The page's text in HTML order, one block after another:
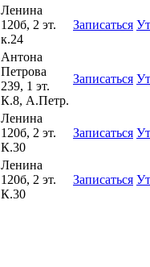
Ленина
120б, 2 эт.
к.24
Записаться
Антона
Петрова
239, 1 эт.
К.8, А.Петр.
Записаться
Ленина
120б, 2 эт.
К.30
Записаться
Ленина
120б, 2 эт.
К.30
Записаться